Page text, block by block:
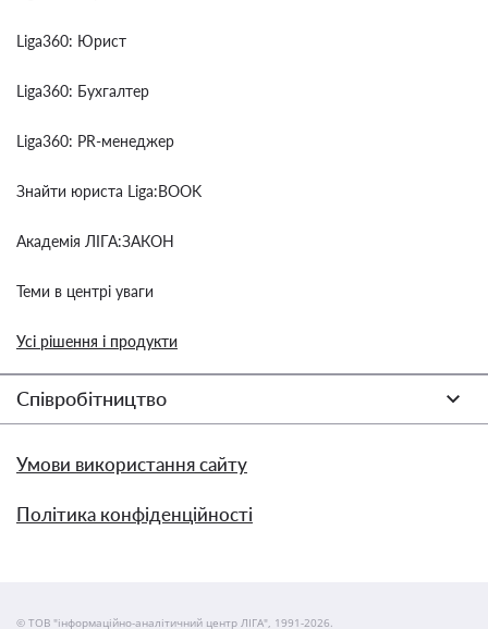
Liga360: Юрист
Liga360: Бухгалтер
Liga360: PR-менеджер
Знайти юриста Liga:BOOK
Академія ЛІГА:ЗАКОН
Теми в центрі уваги
Усі рішення і продукти
Співробітництво
Умови використання сайту
Політика конфіденційності
© ТОВ "інформаційно-аналітичний центр ЛІГА", 1991-2026.